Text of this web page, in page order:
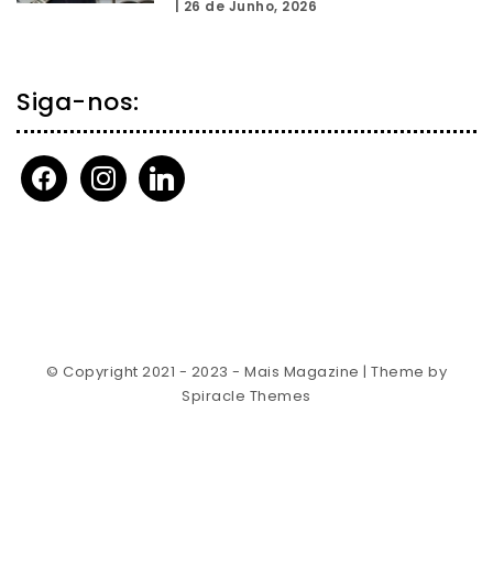
26 de Junho, 2026
Siga-nos:
facebookinstagramlinkedin
© Copyright 2021 - 2023 - Mais Magazine | Theme by
Spiracle Themes